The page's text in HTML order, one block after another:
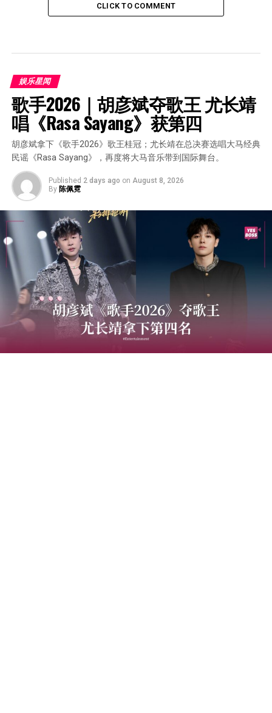
CLICK TO COMMENT
娱乐星闻
歌手2026｜胡彦斌夺歌王 尤长靖
唱《Rasa Sayang》获第四
胡彦斌拿下《歌手2026》歌王桂冠；尤长靖在总决赛选唱大马经典
民谣《Rasa Sayang》，再度将大马音乐带到国际舞台。
Published 2 days ago on August 8, 2026
By 陈佩霓